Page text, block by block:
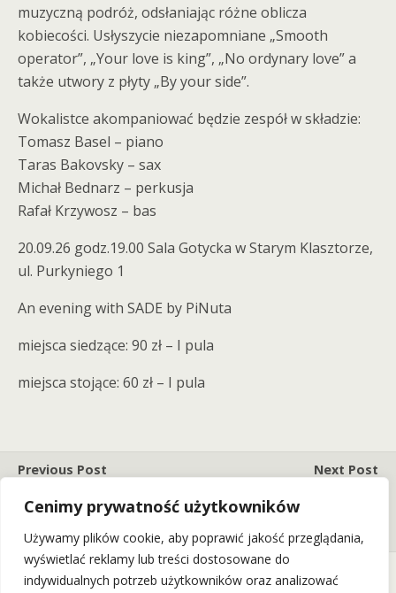
Cenimy prywatność użytkowników
Używamy plików cookie, aby poprawić jakość przeglądania,
wyświetlać reklamy lub treści dostosowane do
indywidualnych potrzeb użytkowników oraz analizować
muzyczną podróż, odsłaniając różne oblicza
kobiecości. Usłyszycie niezapomniane „Smooth
operator”, „Your love is king”, „No ordynary love” a
także utwory z płyty „By your side”.
Wokalistce akompaniować będzie zespół w składzie:
Tomasz Basel – piano
Taras Bakovsky – sax
Michał Bednarz – perkusja
Rafał Krzywosz – bas
20.09.26 godz.19.00 Sala Gotycka w Starym Klasztorze,
ul. Purkyniego 1
An evening with SADE by PiNuta
miejsca siedzące: 90 zł – I pula
miejsca stojące: 60 zł – I pula
Previous Post
Wrocławiu! (16.10.2026)
Next Post
- The Best Of Amy By Natalia